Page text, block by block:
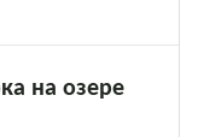
на озере